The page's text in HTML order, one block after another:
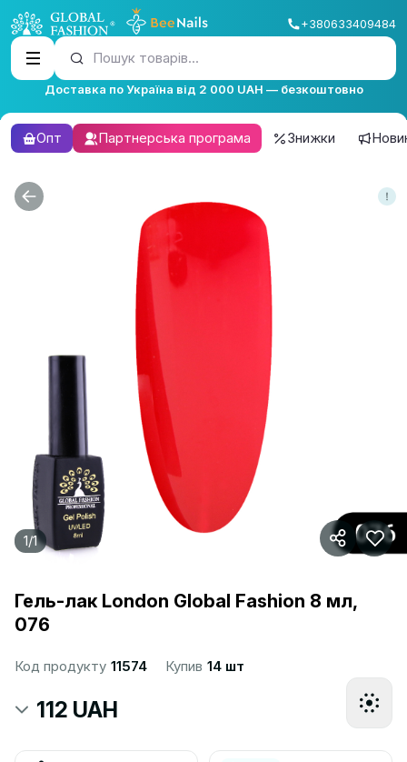
+380633409484
Пошук товарів...
Доставка по Україна від 2 000 UAH — безкоштовно
Опт Партнерська програма Знижки
1/1
Гель-лак London Global Fashion 8 мл,
076
Код продукту 11574 Купив 14 шт
112 UAH